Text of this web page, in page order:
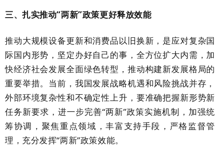
三、扎实推动“两新”政策更好释放效能
推动大规模设备更新和消费品以旧换新，是应对复杂国
际国内形势，坚定办好自己的事，全方位扩大内需，加
快经济社会发展全面绿色转型，推动构建新发展格局的
重要举措。当前，我国发展战略机遇和风险挑战并存，
外部环境复杂性和不确定性上升，要准确把握新形势新
任务新要求，进一步完善“两新”政策实施机制，加强统
筹协调，聚焦重点领域，丰富支持手段，严格监督管
理，充分发挥“两新”政策效能。